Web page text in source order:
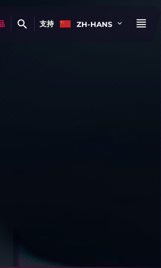
支持 ZH-HANS